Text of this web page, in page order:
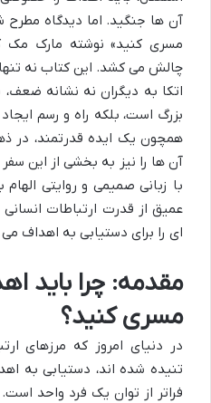
آن ها جنگید. اما دیدگاه
مسری کنید» نوشته مارک مک
چالش می کشد. این کتاب نه
اتکا به دیگران نه نشانه
بزرگ است، بلکه راه و رسم
همچون یک ایده قدرتمند، در
آن ها را نیز به بخشی از این
با زبانی صمیمی و روایتی
عمیق از قدرت ارتباطات
ای را برای دستیابی به اهداف
مقدمه: چرا باید
مسری کنید؟
در دنیای امروز که مرزهای
تنیده شده اند، دستیابی به
فراتر از توان یک فرد واحد